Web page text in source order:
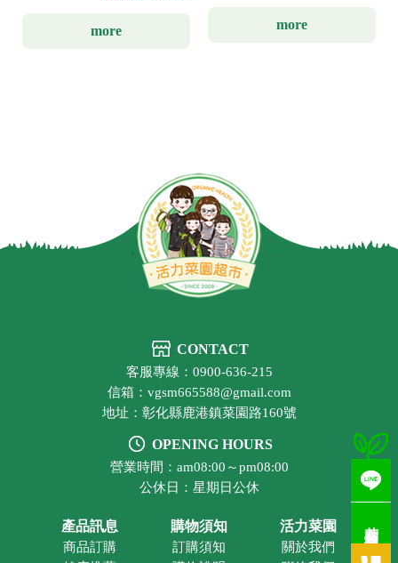
more more
CONTACT
客服專線：0900-636-215
信箱：vgsm665588@gmail.com
地址：彰化縣鹿港鎮菜園路160號
OPENING HOURS
營業時間：am08:00～pm08:00
公休日：星期日公休
產品訊息
商品訂購
購物須知
訂購須知
活力菜園
關於我們